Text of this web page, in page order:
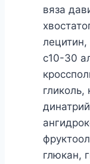
вяза
лецитин,
с10-30
гликоль,
глюкан,